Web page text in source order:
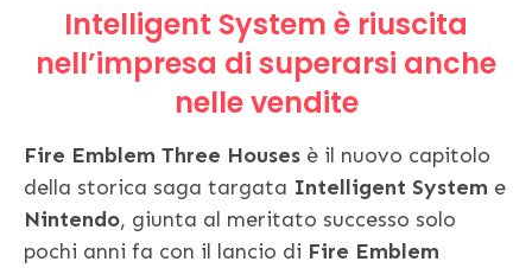
Intelligent System è riuscita
nell’impresa di superarsi anche
nelle vendite
Fire Emblem Three Houses è il nuovo capitolo
della storica saga targata Intelligent System e
Nintendo, giunta al meritato successo solo
pochi anni fa con il lancio di Fire Emblem